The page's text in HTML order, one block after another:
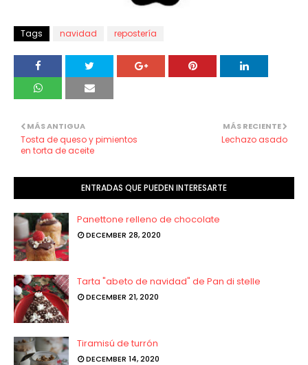
Tags navidad repostería
MÁS RECIENTE
Lechazo asado
MÁS ANTIGUA
Tosta de queso y pimientos
en torta de aceite
ENTRADAS QUE PUEDEN INTERESARTE
Panettone relleno de chocolate
DECEMBER 28, 2020
Tarta "abeto de navidad" de Pan di stelle
DECEMBER 21, 2020
Tiramisú de turrón
DECEMBER 14, 2020